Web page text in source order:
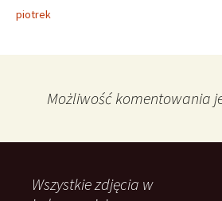
piotrek
Możliwość komentowania
Wszystkie zdjęcia w